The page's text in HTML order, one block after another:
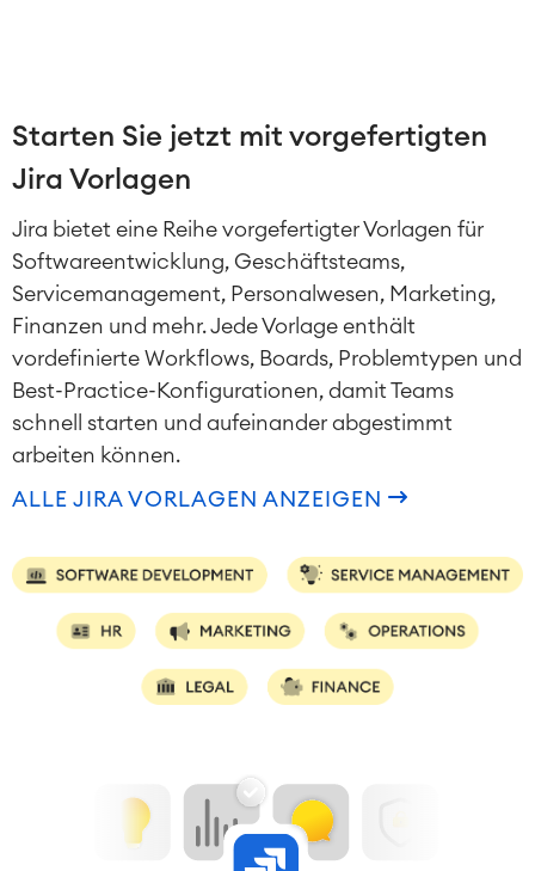
Test Management
Service Management
IT Service Management & CMDB
Service Management Journey
Enterprise Service Management
Asset Management
Omnichannel Kundenservice
Industrielle Instandhaltung
Project & Work Management
Überstunden
Geschäftsprozesse
LMS / eLearning
ERP Solutions
Reports und Dashboards
Arbeitsmanagement
Knowledge & Information
Enterprise Wiki
Meetings
Social Intranet
Starten Sie jetzt mit vorgefertigten
Jira Vorlagen
Jira bietet eine Reihe vorgefertigter Vorlagen für
Softwareentwicklung, Geschäftsteams,
Servicemanagement, Personalwesen, Marketing,
Finanzen und mehr. Jede Vorlage enthält
vordefinierte Workflows, Boards, Problemtypen und
Best-Practice-Konfigurationen, damit Teams
schnell starten und aufeinander abgestimmt
arbeiten können.
ALLE JIRA VORLAGEN ANZEIGEN